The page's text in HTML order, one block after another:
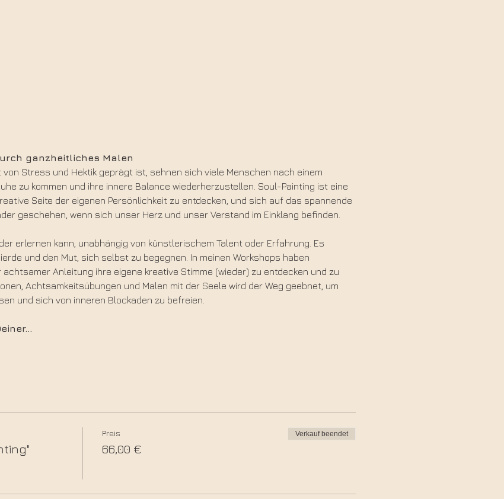
ganzheitliches Malen
Stress und Hektik geprägt ist, sehnen sich viele Menschen nach einem
zu kommen und ihre innere Balance wiederherzustellen. Soul-Painting ist eine
Seite der eigenen Persönlichkeit zu entdecken, und sich auf das spannende
geschehen, wenn sich unser Herz und unser Verstand im Einklang befinden.
erlernen kann, unabhängig von künstlerischem Talent oder Erfahrung. Es
und den Mut, sich selbst zu begegnen. In meinen Workshops haben
Anleitung ihre eigene kreative Stimme (wieder) zu entdecken und zu
Achtsamkeitsübungen und Malen mit der Seele wird der Weg geebnet, um
und sich von inneren Blockaden zu befreien.
Preis
66,00 €
Verkauf beendet